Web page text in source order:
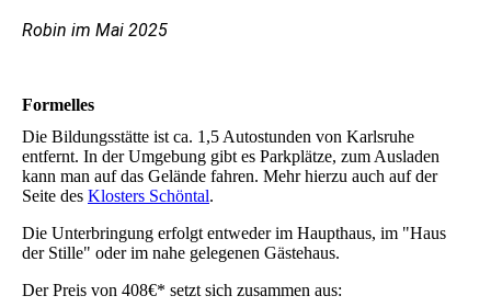
Robin im Mai 2025
Formelles
Die Bildungsstätte ist ca. 1,5 Autostunden von Karlsruhe
entfernt. In der Umgebung gibt es Parkplätze, zum Ausladen
kann man auf das Gelände fahren. Mehr hierzu auch auf der
Seite des Klosters Schöntal.
Die Unterbringung erfolgt entweder im Haupthaus, im "Haus
der Stille" oder im nahe gelegenen Gästehaus.
Der Preis von 408€* setzt sich zusammen aus: